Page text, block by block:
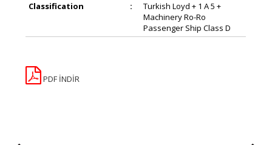
Classification
:
Turkish Loyd + 1 A 5 +
Machinery Ro-Ro
Passenger Ship Class D
PDF İNDİR